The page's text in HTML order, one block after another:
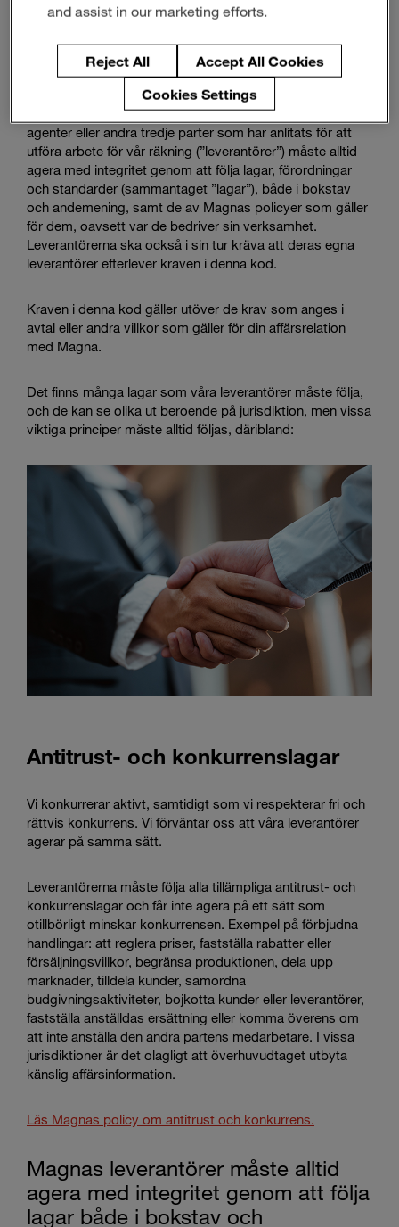
På Magna sätter vi höga etiska standarder för oss själva
och våra leverantörer.
Magnas leverantörer, konsulter, fristående entreprenörer,
agenter eller andra tredje parter som har anlitats för att
utföra arbete för vår räkning (”leverantörer”) måste alltid
agera med integritet genom att följa lagar, förordningar
och standarder (sammantaget ”lagar”), både i bokstav
och andemening, samt de av Magnas policyer som gäller
för dem, oavsett var de bedriver sin verksamhet.
Leverantörerna ska också i sin tur kräva att deras egna
leverantörer efterlever kraven i denna kod.
Kraven i denna kod gäller utöver de krav som anges i
avtal eller andra villkor som gäller för din affärsrelation
med Magna.
Det finns många lagar som våra leverantörer måste följa,
och de kan se olika ut beroende på jurisdiktion, men vissa
viktiga principer måste alltid följas, däribland:
Antitrust- och konkurrenslagar
Vi konkurrerar aktivt, samtidigt som vi respekterar fri och
rättvis konkurrens. Vi förväntar oss att våra leverantörer
agerar på samma sätt.
Leverantörerna måste följa alla tillämpliga antitrust- och
konkurrenslagar och får inte agera på ett sätt som
otillbörligt minskar konkurrensen. Exempel på förbjudna
handlingar: att reglera priser, fastställa rabatter eller
försäljningsvillkor, begränsa produktionen, dela upp
marknader, tilldela kunder, samordna
budgivningsaktiviteter, bojkotta kunder eller leverantörer,
fastställa anställdas ersättning eller komma överens om
att inte anställa den andra partens medarbetare. I vissa
jurisdiktioner är det olagligt att överhuvudtaget utbyta
känslig affärsinformation.
Läs Magnas policy om antitrust och konkurrens.
Magnas leverantörer måste alltid
agera med integritet genom att följa
lagar både i bokstav och
and assist in our marketing efforts.
Reject All
Accept All Cookies
Cookies Settings